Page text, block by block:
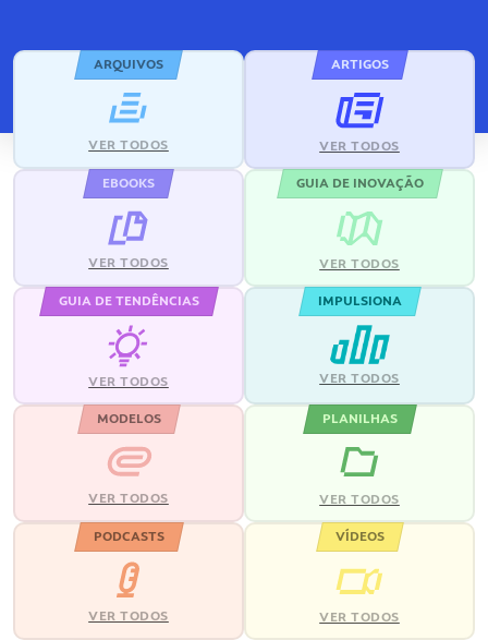
ARQUIVOS
VER TODOS
ARTIGOS
VER TODOS
EBOOKS
VER TODOS
GUIA DE INOVAÇÃO
VER TODOS
GUIA DE TENDÊNCIAS
VER TODOS
IMPULSIONA
VER TODOS
MODELOS
VER TODOS
PLANILHAS
VER TODOS
PODCASTS
VER TODOS
VÍDEOS
VER TODOS